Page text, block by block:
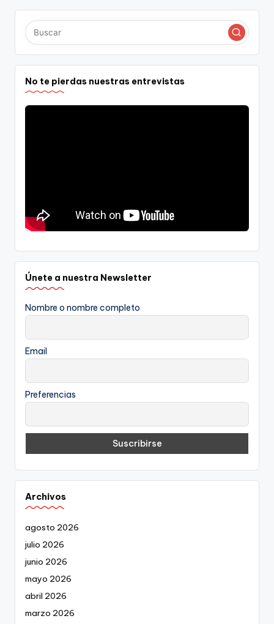
No te pierdas nuestras entrevistas
Únete a nuestra Newsletter
Nombre o nombre completo
Email
Preferencias
Archivos
agosto 2026
julio 2026
junio 2026
mayo 2026
abril 2026
marzo 2026